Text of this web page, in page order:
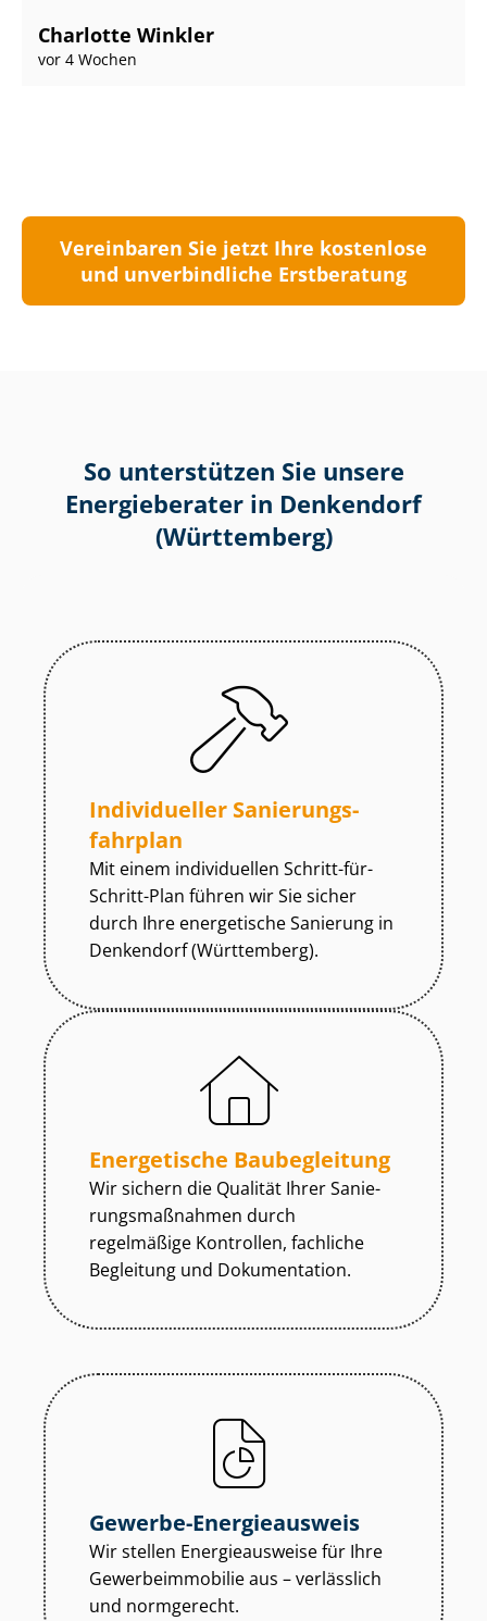
Charlotte Winkler
vor 4 Wochen
Vereinbaren Sie jetzt Ihre kostenlose
und unverbindliche Erstberatung
So unterstützen Sie unsere
Energieberater in Denkendorf
(Württemberg)
Individueller Sa­nie­rungs­
fahr­plan
Mit einem individuellen Schritt-für-
Schritt-Plan führen wir Sie sicher
durch Ihre energetische Sanierung in
Denkendorf (Württemberg).
Energetische Baubegleitung
Wir sichern die Qualität Ihrer Sa­nie­
rungs­maß­nah­men durch
regelmäßige Kontrollen, fachliche
Begleitung und Dokumentation.
Gewerbe-Energieausweis
Wir stellen Energieausweise für Ihre
Ge­wer­be­im­mo­bi­lie aus – verlässlich
und normgerecht.